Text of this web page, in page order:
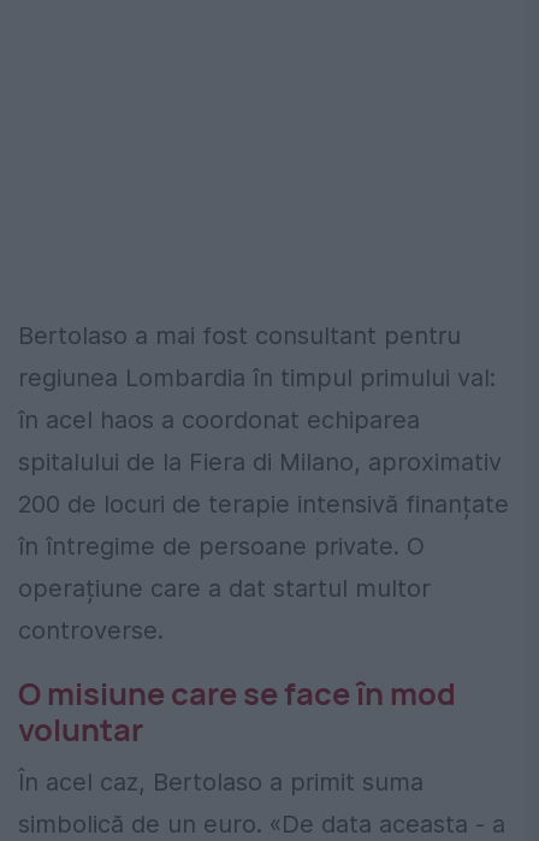
Bertolaso a mai fost consultant pentru
regiunea Lombardia în timpul primului val:
în acel haos a coordonat echiparea
spitalului de la Fiera di Milano, aproximativ
200 de locuri de terapie intensivă finanțate
în întregime de persoane private. O
operațiune care a dat startul multor
controverse.
O misiune care se face în mod
voluntar
În acel caz, Bertolaso a primit suma
simbolică de un euro. «De data aceasta - a